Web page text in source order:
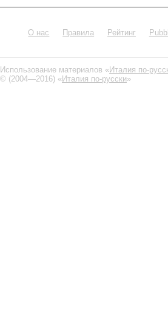
О нас Правила Рейтинг
Использование материалов «Италия по-
© (2004—2016) «Италия по-русски»